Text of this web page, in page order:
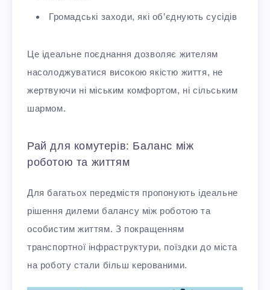
Громадські заходи, які об’єднують сусідів
Це ідеальне поєднання дозволяє жителям
насолоджуватися високою якістю життя, не
жертвуючи ні міським комфортом, ні сільським
шармом.
Рай для комутерів: Баланс між
роботою та життям
Для багатьох передмістя пропонують ідеальне
рішення дилеми балансу між роботою та
особистим життям. З покращенням
транспортної інфраструктури, поїздки до міста
на роботу стали більш керованими.